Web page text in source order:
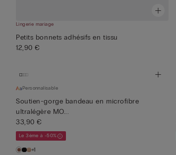
Lingerie mariage
Petits bonnets adhésifs en tissu
12,90 €
Personnalisable
Soutien-gorge bandeau en microfibre
ultralégère MO...
33,90 €
Le 3ème à -50%
+1